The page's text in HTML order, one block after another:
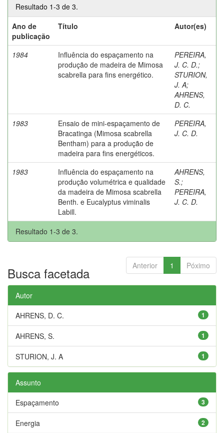
Resultado 1-3 de 3.
Ano de
publicação
Título Autor(es)
1984
Influência do espaçamento na
produção de madeira de Mimosa
scabrella para fins energético.
PEREIRA,
J. C. D.;
STURION,
J. A;
AHRENS,
D. C.
1983
Ensaio de mini-espaçamento de
Bracatinga (Mimosa scabrella
Bentham) para a produção de
madeira para fins energéticos.
PEREIRA,
J. C. D.
1983
Influência do espaçamento na
produção volumétrica e qualidade
da madeira de Mimosa scabrella
Benth. e Eucalyptus viminalis
Labill.
AHRENS,
S.;
PEREIRA,
J. C. D.
Resultado 1-3 de 3.
Anterior 1 Póximo
Busca facetada
Autor
1
AHRENS, D. C.
1
AHRENS, S.
1
STURION, J. A
Assunto
3
Espaçamento
2
Energia